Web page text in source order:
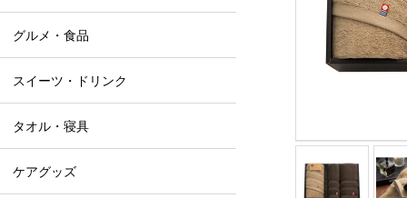
グルメ・食品
スイーツ・ドリンク
タオル・寝具
ケアグッズ